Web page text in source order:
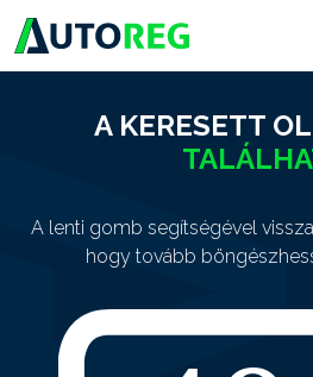
A KERESETT
A lenti gomb segítségével
hogy tovább